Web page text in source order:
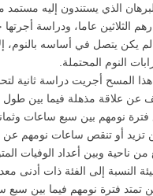
البرهان الذي يستندون إليه
لم يكن يتصل في أساسه
النوم المحتملة.
المسح أجريت دراسة ثانية
عن علاقة مذهلة فيما بين طول
فترة نومهم بين سبع ساعات
من تزيد أو تنقص ساعات نومهم
ناحية وبين أعداد الوفيات
النسبة إلى الفئة ذات أدنى
تمتد فترة نومهم فيما بين سبع